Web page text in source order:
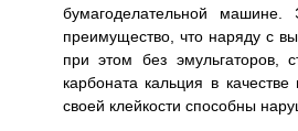
бумагоделательной
преимущество, что наряду с
при этом без эмульгаторов,
карбоната кальция в
своей клейкости способны